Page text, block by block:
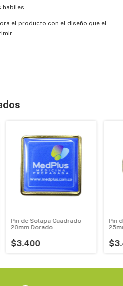
habiles
el producto con el diseño que el
Pin de Solapa Cuadrado
20mm Dorado
$3.400
Pin